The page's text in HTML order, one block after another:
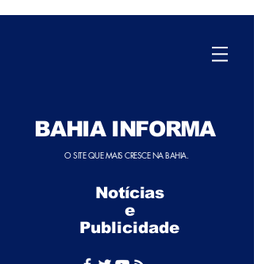
BAHIA INFORMA
O SITE QUE MAIS CRESCE NA BAHIA.
Notícias
e
Publicidade